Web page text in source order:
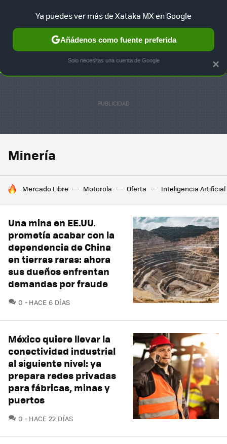
SELECCIÓN GAMING HOME AUTO TERRITORIO
Minería
HOY SE HABLA DE
Mercado Libre Motorola Oferta Inteligencia Artificial
Una mina en EE.UU.
prometía acabar con la
dependencia de China
en tierras raras: ahora
sus dueños enfrentan
demandas por fraude
0 COMENTARIOS
HACE 6 DÍAS
México quiere llevar la
conectividad industrial
al siguiente nivel: ya
prepara redes privadas
para fábricas, minas y
puertos
0 COMENTARIOS
HACE 22 DÍAS
×
Ya puedes ver más de Xataka MX en Google
Añádenos como fuente preferida
Solo necesitas una cuenta de Google